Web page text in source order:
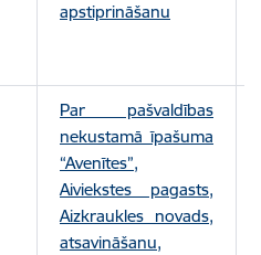
apstiprināšanu
Par pašvaldības
nekustamā īpašuma
“Avenītes”,
Aiviekstes pagasts,
Aizkraukles novads,
atsavināšanu,